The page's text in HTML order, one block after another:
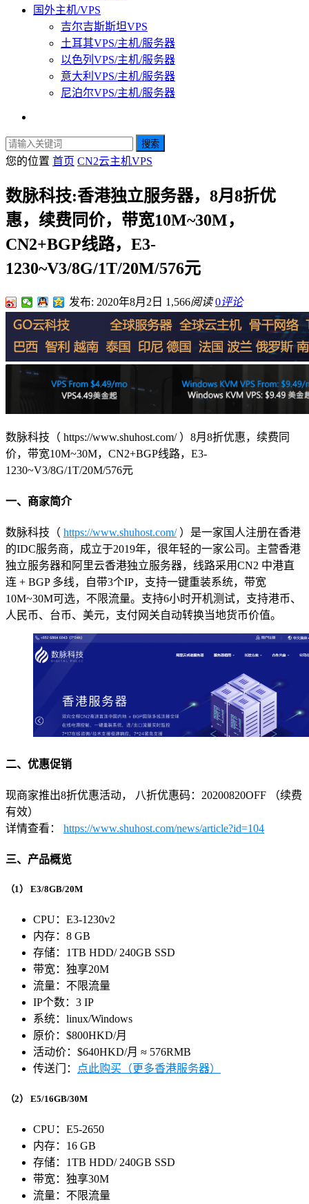
国外主机/VPS
吉尔吉斯斯坦VPS
土耳其VPS/主机/服务器
以色列VPS/主机/服务器
意大利VPS/主机/服务器
尼泊尔VPS/主机/服务器
搜索
您的位置 首页 CN2云主机VPS
数脉科技:香港独立服务器，8月8折优
惠，续费同价，带宽10M~30M，
CN2+BGP线路，E3-
1230~V3/8G/1T/20M/576元
发布: 2020年8月2日 1,566阅读 0评论
数脉科技（ https://www.shuhost.com/ ）8月8折优惠，续费同
价，带宽10M~30M，CN2+BGP线路，E3-
1230~V3/8G/1T/20M/576元
一、商家简介
数脉科技（ https://www.shuhost.com/）是一家国人注册在香港
的IDC服务商，成立于2019年，很年轻的一家公司。主营香港
独立服务器和阿里云香港独立服务器，线路采用CN2 中港直
连 + BGP 多线，自带3个IP，支持一键重装系统，带宽
10M~30M可选，不限流量。支持6小时开机测试，支持港币、
人民币、台币、美元，支付网关自动转换当地货币价值。
二、优惠促销
现商家推出8折优惠活动， 八折优惠码：20200820OFF （续费
有效）
详情查看： https://www.shuhost.com/news/article?id=104
三、产品概览
（1） E3/8GB/20M
CPU：E3-1230v2
内存：8 GB
存储：1TB HDD/ 240GB SSD
带宽：独享20M
流量：不限流量
IP个数：3 IP
系统：linux/Windows
原价：$800HKD/月
活动价：$640HKD/月 ≈ 576RMB
传送门：
点此购买（更多香港服务器）
（2） E5/16GB/30M
CPU：E5-2650
内存：16 GB
存储：1TB HDD/ 240GB SSD
带宽：独享30M
流量：不限流量